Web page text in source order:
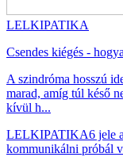
LELKIPATIKA
Csendes kiégés -
A szindróma hosszú
marad, amíg túl késő
kívül h...
LELKIPATIKA6 jele
kommunikálni próbál